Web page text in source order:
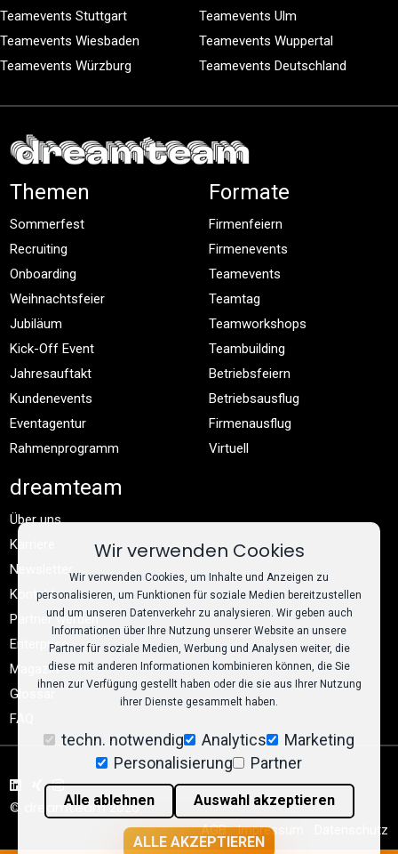
Teamevents Stuttgart
Teamevents Ulm
Teamevents Wiesbaden
Teamevents Wuppertal
Teamevents Würzburg
Teamevents Deutschland
Themen
Sommerfest
Recruiting
Onboarding
Weihnachtsfeier
Jubiläum
Kick-Off Event
Jahresauftakt
Kundenevents
Eventagentur
Rahmenprogramm
Formate
Firmenfeiern
Firmenevents
Teamevents
Teamtag
Teamworkshops
Teambuilding
Betriebsfeiern
Betriebsausflug
Firmenausflug
Virtuell
dreamteam
Über uns
Karriere
Newsletter
Kontakt
Partner werden
Enterprise
Magazin
Glossar
FAQ
© dreamteam 2026
AGB Impressum Datenschutz
Wir verwenden Cookies
Wir verwenden Cookies, um Inhalte und Anzeigen zu
personalisieren, um Funktionen für soziale Medien bereitzustellen
und um unseren Datenverkehr zu analysieren. Wir geben auch
Informationen über Ihre Nutzung unserer Website an unsere
Partner für soziale Medien, Werbung und Analysen weiter, die
diese mit anderen Informationen kombinieren können, die Sie
ihnen zur Verfügung gestellt haben oder die sie aus Ihrer Nutzung
ihrer Dienste gesammelt haben.
techn. notwendig Analytics
Marketing
Personalisierung
Partner
Alle ablehnen Auswahl akzeptieren
ALLE AKZEPTIEREN